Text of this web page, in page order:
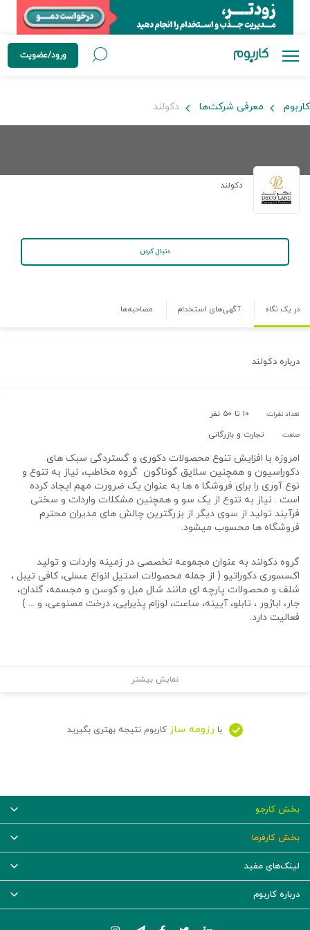
ورود/عضویت
کاربوم معرفی شرکت‌ها دکولند
دکولند
دنبال کردن
در یک نگاه آگهی‌های استخدام مصاحبه‌ها
درباره دکولند
تعداد نفرات: ۱۰ تا ۵۰ نفر
صنعت: تجارت و بازرگانی
امروزه با افزایش تنوع محصولات دکوری و گستردگی سبک های
دکوراسیون و همچنین سلایق گوناگون گروه مخاطب، نیاز به تنوع و
نوع آوری را برای فروشگا ه ها به عنوان یک ضرورت مهم ایجاد کرده
است . نیاز به تنوع از یک سو و همچنین مشکلات واردات و سختی
فرآیند تولید از سوی دیگر از بزرگترین چالش های مدیران محترم
فروشگاه ها محسوب میشود.
گروه دکولند به عنوان مجموعه تخصصی در زمینه واردات و تولید
اکسسوری دکوراتیو ( از جمله محصولات استیل انواع عسلی، کافی تیبل ،
شلف و محصولات پارچه ای مانند شال مبل و کوسن و مجسمه، گلدان،
جار، اباژور ، تابلو، آیینه، ساعت، لوزام پذیرایی، درخت مصنوعی، و ... )
فعالیت دارد.
نمایش بیشتر
با رزومه ساز کاربوم نتیجه بهتری بگیرید
بخش کارجو
بخش کارفرما
لینک‌های مفید
درباره کاربوم